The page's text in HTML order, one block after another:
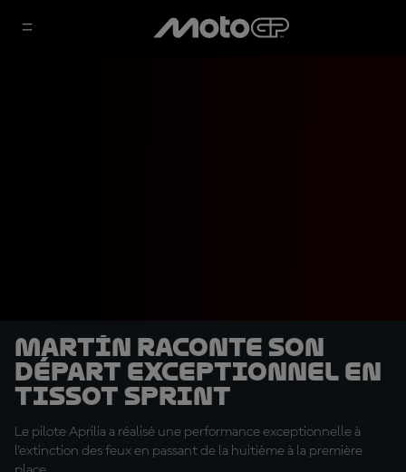
Martín raconte son
départ exceptionnel en
Tissot Sprint
Le pilote Aprilia a réalisé une performance exceptionnelle à
l'extinction des feux en passant de la huitième à la première